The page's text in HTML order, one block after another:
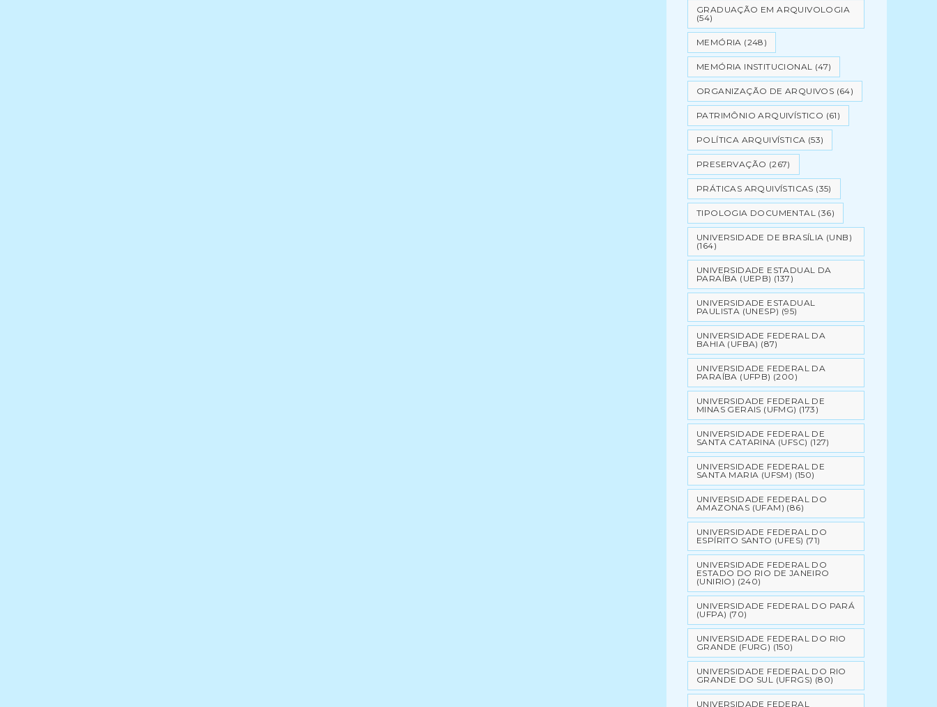
GRADUAÇÃO EM ARQUIVOLOGIA
(54)
MEMÓRIA (248)
MEMÓRIA INSTITUCIONAL (47)
ORGANIZAÇÃO DE ARQUIVOS (64)
PATRIMÔNIO ARQUIVÍSTICO (61)
POLÍTICA ARQUIVÍSTICA (53)
PRESERVAÇÃO (267)
PRÁTICAS ARQUIVÍSTICAS (35)
TIPOLOGIA DOCUMENTAL (36)
UNIVERSIDADE DE BRASÍLIA (UNB)
(164)
UNIVERSIDADE ESTADUAL DA
PARAÍBA (UEPB) (137)
UNIVERSIDADE ESTADUAL
PAULISTA (UNESP) (95)
UNIVERSIDADE FEDERAL DA
BAHIA (UFBA) (87)
UNIVERSIDADE FEDERAL DA
PARAÍBA (UFPB) (200)
UNIVERSIDADE FEDERAL DE
MINAS GERAIS (UFMG) (173)
UNIVERSIDADE FEDERAL DE
SANTA CATARINA (UFSC) (127)
UNIVERSIDADE FEDERAL DE
SANTA MARIA (UFSM) (150)
UNIVERSIDADE FEDERAL DO
AMAZONAS (UFAM) (86)
UNIVERSIDADE FEDERAL DO
ESPÍRITO SANTO (UFES) (71)
UNIVERSIDADE FEDERAL DO
ESTADO DO RIO DE JANEIRO
(UNIRIO) (240)
UNIVERSIDADE FEDERAL DO PARÁ
(UFPA) (70)
UNIVERSIDADE FEDERAL DO RIO
GRANDE (FURG) (150)
UNIVERSIDADE FEDERAL DO RIO
GRANDE DO SUL (UFRGS) (80)
UNIVERSIDADE FEDERAL